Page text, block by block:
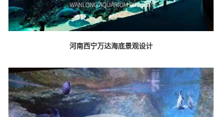
河南西宁万达海底景观设计